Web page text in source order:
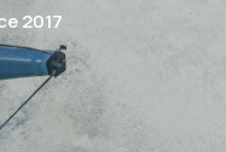
2017